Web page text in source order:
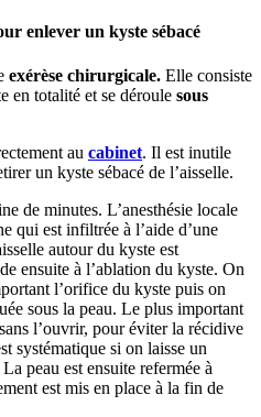
enlever un kyste sébacé
exérèse chirurgicale. Elle consiste
en totalité et se déroule sous
au cabinet. Il est inutile
un kyste sébacé de l’aisselle.
de minutes. L’anesthésie locale
qui est infiltrée à l’aide d’une
autour du kyste est
ensuite à l’ablation du kyste. On
l’orifice du kyste puis on
sous la peau. Le plus important
l’ouvrir, pour éviter la récidive
systématique si on laisse un
peau est ensuite refermée à
est mis en place à la fin de